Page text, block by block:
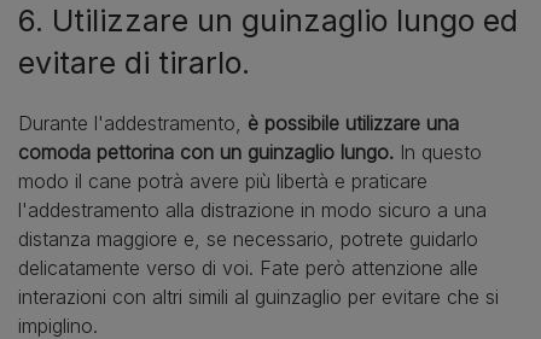
6. Utilizzare un guinzaglio lungo ed
evitare di tirarlo.
Durante l'addestramento, è possibile utilizzare una
comoda pettorina con un guinzaglio lungo. In questo
modo il cane potrà avere più libertà e praticare
l'addestramento alla distrazione in modo sicuro a una
distanza maggiore e, se necessario, potrete guidarlo
delicatamente verso di voi. Fate però attenzione alle
interazioni con altri simili al guinzaglio per evitare che si
impiglino.